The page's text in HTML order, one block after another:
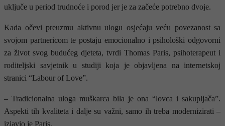
uključe u period trudnoće i porod jer je za začeće potrebno dvoje.
Kada očevi preuzmu aktivnu ulogu osjećaju veću povezanost sa
svojom partnericom te postaju emocionalno i psihološki odgovorni
za život svog budućeg djeteta, tvrdi Thomas Paris, psihoterapeut i
roditeljski savjetnik u studiji koja je objavljena na internetskoj
stranici “Labour of Love”.
– Tradicionalna uloga muškarca bila je ona “lovca i sakupljača”.
Aspekti tih kvaliteta i dalje su važni, samo ih treba modernizirati –
izjavio je Paris.